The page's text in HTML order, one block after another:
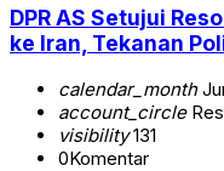
DPR AS Setujui
ke Iran, Tekanan
calendar_month
account_circle
visibility131
0Komentar